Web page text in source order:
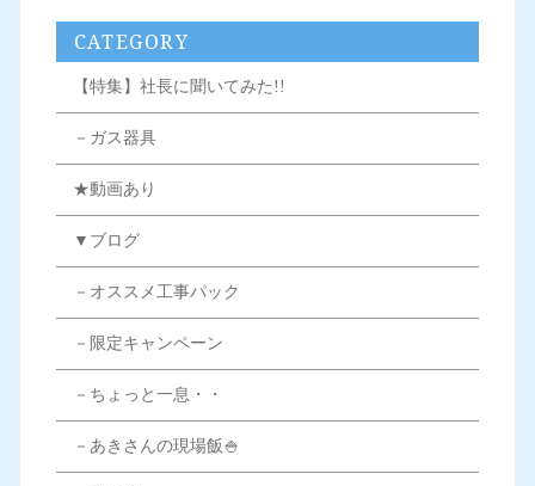
CATEGORY
【特集】社長に聞いてみた!!
－ガス器具
★動画あり
▼ブログ
－オススメ工事パック
－限定キャンペーン
－ちょっと一息・・
－あきさんの現場飯🍚